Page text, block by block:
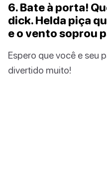
6. Bate à porta!
dick. Helda piça
e o vento soprou
Espero que você e seu
divertido muito!